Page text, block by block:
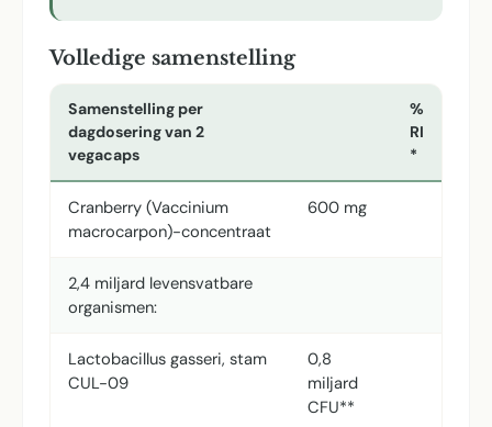
Volledige samenstelling
Samenstelling per
dagdosering van 2
vegacaps
%
RI
*
Cranberry (Vaccinium
macrocarpon)-concentraat
600 mg
2,4 miljard levensvatbare
organismen:
Lactobacillus gasseri, stam
CUL-09
0,8
miljard
CFU**